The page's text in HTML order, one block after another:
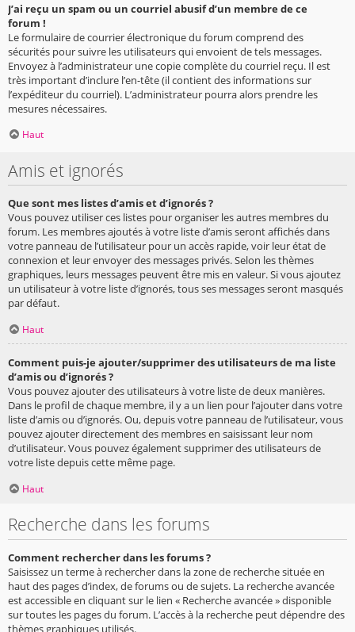
J’ai reçu un spam ou un courriel abusif d’un membre de ce
forum !
Le formulaire de courrier électronique du forum comprend des
sécurités pour suivre les utilisateurs qui envoient de tels messages.
Envoyez à l’administrateur une copie complète du courriel reçu. Il est
très important d’inclure l’en-tête (il contient des informations sur
l’expéditeur du courriel). L’administrateur pourra alors prendre les
mesures nécessaires.
Haut
Amis et ignorés
Que sont mes listes d’amis et d’ignorés ?
Vous pouvez utiliser ces listes pour organiser les autres membres du
forum. Les membres ajoutés à votre liste d’amis seront affichés dans
votre panneau de l’utilisateur pour un accès rapide, voir leur état de
connexion et leur envoyer des messages privés. Selon les thèmes
graphiques, leurs messages peuvent être mis en valeur. Si vous ajoutez
un utilisateur à votre liste d’ignorés, tous ses messages seront masqués
par défaut.
Haut
Comment puis-je ajouter/supprimer des utilisateurs de ma liste
d’amis ou d’ignorés ?
Vous pouvez ajouter des utilisateurs à votre liste de deux manières.
Dans le profil de chaque membre, il y a un lien pour l’ajouter dans votre
liste d’amis ou d’ignorés. Ou, depuis votre panneau de l’utilisateur, vous
pouvez ajouter directement des membres en saisissant leur nom
d’utilisateur. Vous pouvez également supprimer des utilisateurs de
votre liste depuis cette même page.
Haut
Recherche dans les forums
Comment rechercher dans les forums ?
Saisissez un terme à rechercher dans la zone de recherche située en
haut des pages d’index, de forums ou de sujets. La recherche avancée
est accessible en cliquant sur le lien « Recherche avancée » disponible
sur toutes les pages du forum. L’accès à la recherche peut dépendre des
thèmes graphiques utilisés.